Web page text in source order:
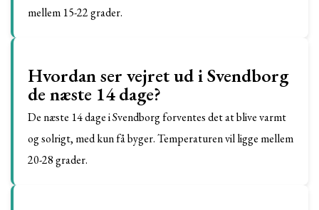
mellem 15-22 grader.
Hvordan ser vejret ud i Svendborg
de næste 14 dage?
De næste 14 dage i Svendborg forventes det at blive varmt
og solrigt, med kun få byger. Temperaturen vil ligge mellem
20-28 grader.